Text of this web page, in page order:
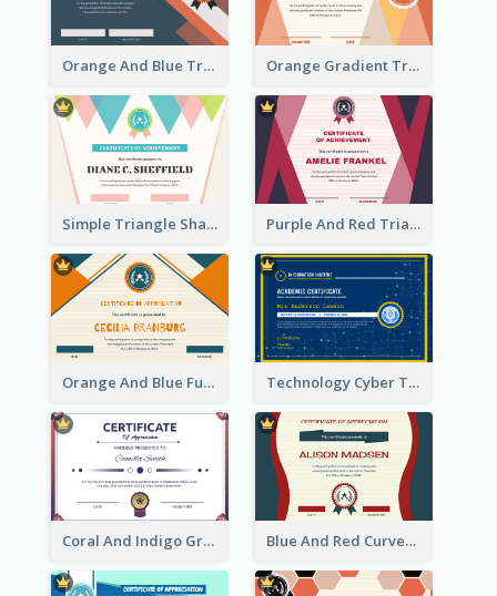
Orange And Blue Triangle Patterns Appreciation Certificate Orange Gradient Triangle Patterns Certificate
Simple Triangle Shapes Appreciation Certificate Purple And Red Triangles Achievement Certificate
Orange And Blue Fun Triangles Certificate Technology Cyber Theme School Certificate Design
Coral And Indigo Gradient Border Certificate Design Blue And Red Curves Shape Award Certificate